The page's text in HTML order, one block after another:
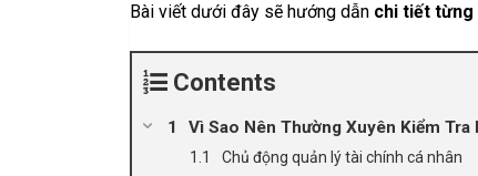
Bài viết dưới đây sẽ hướng dẫn chi tiết từng
Contents
Vì Sao Nên Thường Xuyên Kiểm Tra
Chủ động quản lý tài chính cá nhân